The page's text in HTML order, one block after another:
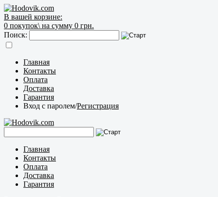
В вашей корзине:
0 покупок\ на сумму 0 грн.
Поиск:
Главная
Контакты
Оплата
Доставка
Гарантия
Вход с паролем/Регистрация
Главная
Контакты
Оплата
Доставка
Гарантия